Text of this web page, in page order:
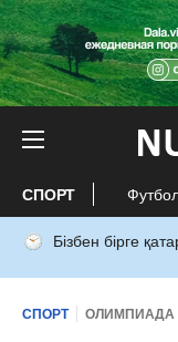
СПОРТ
Бізбен бірге
СПОРТ ОЛИМПИАДА